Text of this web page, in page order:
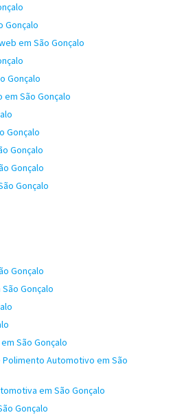
Gonçalo
em São Gonçalo
Gonçalo
São Gonçalo
Gonçalo
Gonçalo
Gonçalo
Gonçalo
Gonçalo
Gonçalo
São Gonçalo
Automotivo em São
em São Gonçalo
Gonçalo